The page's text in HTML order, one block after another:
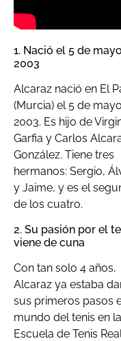
1. Nació el 5 de
2003
Alcaraz nació en El
(Murcia) el 5 de
2003. Es hijo de
Garfia y Carlos
González. Tiene tres
hermanos: Sergio,
y Jaime, y es el
de los cuatro.
2. Su pasión por el
viene de cuna
Con tan solo 4 años,
Alcaraz ya estaba
sus primeros pasos
mundo del tenis en la
Escuela de Tenis Real